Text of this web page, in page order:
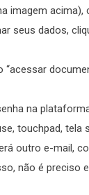
acima),
seus dados,
na
touchpad, tela
outro e-mail,
não é preciso